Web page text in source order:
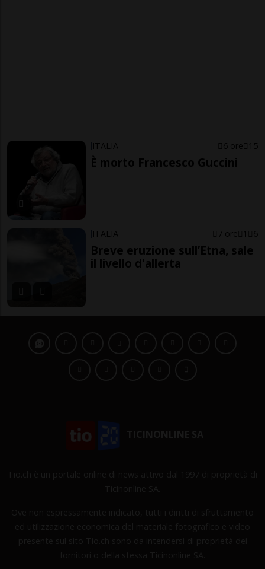
ITALIA 6 ore 15
È morto Francesco Guccini
ITALIA 7 ore 1 6
Breve eruzione sull’Etna, sale
il livello d'allerta